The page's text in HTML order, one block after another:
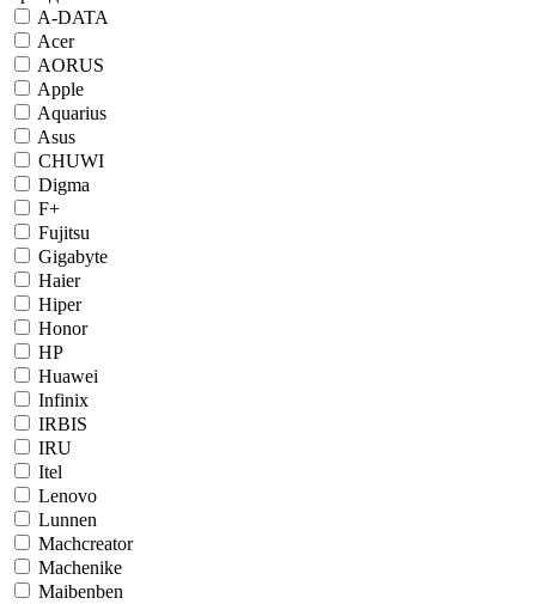
A-DATA
Acer
AORUS
Apple
Aquarius
Asus
CHUWI
Digma
F+
Fujitsu
Gigabyte
Haier
Hiper
Honor
HP
Huawei
Infinix
IRBIS
IRU
Itel
Lenovo
Lunnen
Machcreator
Machenike
Maibenben